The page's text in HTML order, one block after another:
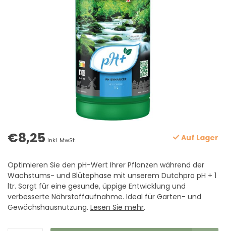
€8,25 Inkl. MwSt. Auf Lager
Optimieren Sie den pH-Wert Ihrer Pflanzen während der
Wachstums- und Blütephase mit unserem Dutchpro pH + 1
ltr. Sorgt für eine gesunde, üppige Entwicklung und
verbesserte Nährstoffaufnahme. Ideal für Garten- und
Gewächshausnutzung. Lesen Sie mehr.